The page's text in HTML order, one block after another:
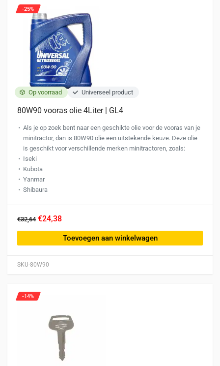
Op voorraad Universeel product
SKU-80W90
-25%
80W90 vooras olie 4Liter | GL4
Als je op zoek bent naar een geschikte olie voor de vooras van je
minitractor, dan is 80W90 olie een uitstekende keuze. Deze olie
is geschikt voor verschillende merken minitractoren, zoals:
Iseki
Kubota
Yanmar
Shibaura
€32,64 €24,38
Toevoegen aan winkelwagen
-14%